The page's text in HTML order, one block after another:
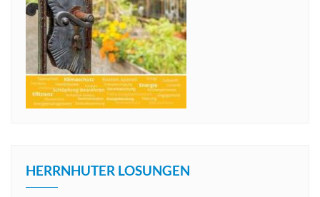
HERRNHUTER LOSUNGEN